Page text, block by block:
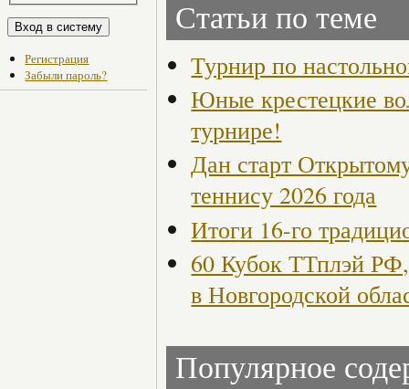
Регистрация
Забыли пароль?
Статьи по теме
Турнир по
Юные крестецкие
турнире!
Дан старт
теннису 2026 года
Итоги 16-го
60 Кубок ТТплэй
в Новгородской
Популярное